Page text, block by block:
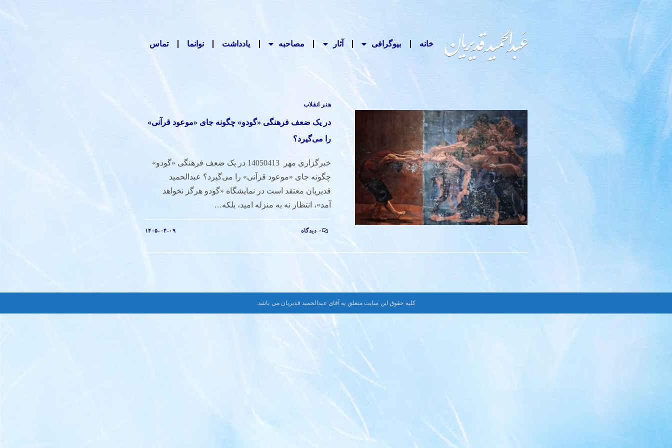
خانه بیوگرافی آثار مصاحبه‌ یادداشت‌ نوانما تماس
هنر انقلاب
در یک ضعف فرهنگی «گودو» چگونه جای «موعود قرآنی»
را می‌گیرد؟
خبرگزاری مهر 14050413 در یک ضعف فرهنگی «گودو»
چگونه جای «موعود قرآنی» را می‌گیرد؟ عبدالحمید
قدیریان معتقد است در نمایشگاه «گودو هرگز نخواهد
آمد»، انتظار نه به منزله امید، بلکه…
۰ دیدگاه ۱۴۰۵-۰۴-۰۹
کلیه حقوق این سایت متعلق به آقای عبدالحمید قدیریان می باشد.